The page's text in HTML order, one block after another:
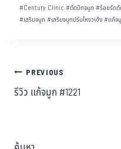
#Century Clinic #ตัดปีกจมูก#ร้อยรัด
#เสริมจมูก#เสริมจมูกปรับโหงวเฮ้ง#แก้จ
PREVIOUS
รีวิว แก้จมูก #1221